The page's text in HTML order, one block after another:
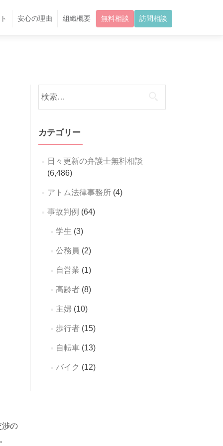
安心の理由 組織概要 無料相談 訪問相談
渉の
索:
カテゴリー
日々更新の弁護士無料相談
(6,486)
アトム法律事務所(4)
事故判例 (64)
学生 (3)
公務員 (2)
自営業 (1)
高齢者(8)
主婦(10)
歩行者(15)
自転車(13)
バイク (12)